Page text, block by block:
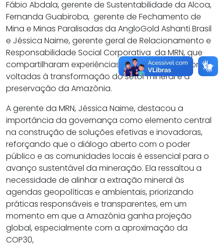
Fábio Abdala, gerente de Sustentabilidade da Alcoa,
Fernanda Guabiroba, gerente de Fechamento de
Mina e Minas Paralisadas da AngloGold Ashanti Brasil
e Jéssica Naime, gerente geral de Relacionamento e
Responsabilidade Social Corporativa da MRN, que
compartilharam experiências e práticas inovadoras
voltadas à transformação do setor mineral e à
preservação da Amazônia.
A gerente da MRN, Jéssica Naime, destacou a
importância da governança como elemento central
na construção de soluções efetivas e inovadoras,
reforçando que o diálogo aberto com o poder
público e as comunidades locais é essencial para o
avanço sustentável da mineração. Ela ressaltou a
necessidade de alinhar a extração mineral às
agendas geopolíticas e ambientais, priorizando
práticas responsáveis e transparentes, em um
momento em que a Amazônia ganha projeção
global, especialmente com a aproximação da
COP30,